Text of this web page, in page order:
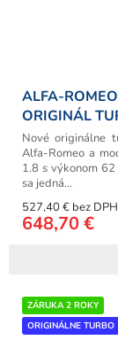
ALFA-
ORIGINÁL
527,40 € bez DPH
648,70 €
Nové originálne
Alfa-Romeo a
1.8 s výkonom
sa jedná...
ZÁRUKA 2 ROKY
ORIGINÁLNE TURBO